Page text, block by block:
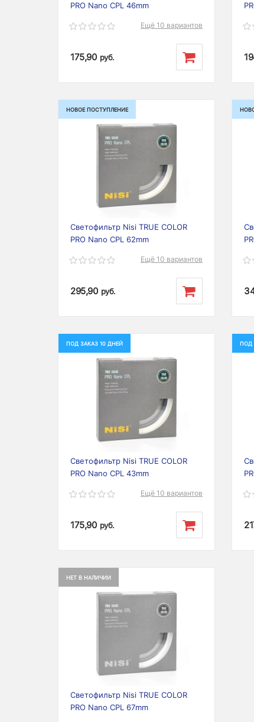
PRO Nano CPL 46mm
Ещё 10 вариантов
175,90 руб.
НОВОЕ ПОСТУПЛЕНИЕ
Светофильтр Nisi TRUE COLOR
PRO Nano CPL 62mm
Ещё 10 вариантов
295,90 руб.
ПОД ЗАКАЗ 10 ДНЕЙ
Светофильтр Nisi TRUE COLOR
PRO Nano CPL 43mm
Ещё 10 вариантов
175,90 руб.
ПОД
НЕТ В НАЛИЧИИ
Светофильтр Nisi TRUE COLOR
PRO Nano CPL 67mm